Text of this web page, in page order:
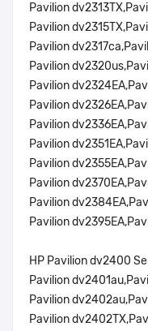
Pavilion
Pavilion
Pavilion
Pavilion
Pavilion
Pavilion
Pavilion
Pavilion
Pavilion
Pavilion
Pavilion
Pavilion
HP Pavilion dv2400
Pavilion
Pavilion
Pavilion